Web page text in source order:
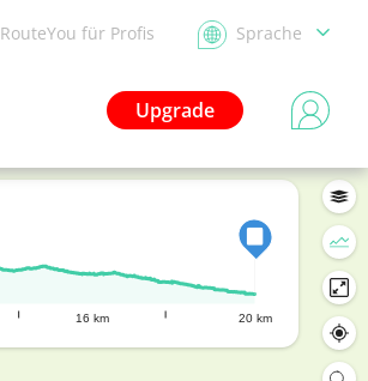
RouteYou für Profis Sprache
Upgrade
16 km 20 km